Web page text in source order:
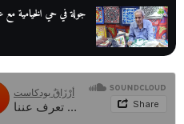
جولة في حي الخيامية مع
عم عوض| قصة كفاح